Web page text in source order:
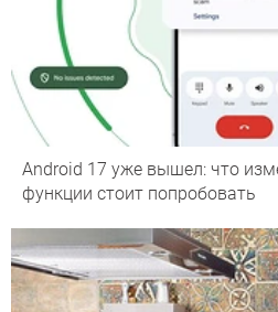
Android 17 уже вышел: что
функции стоит попробовать